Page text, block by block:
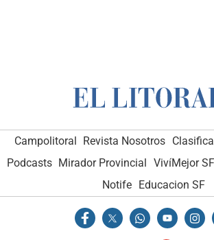
Campolitoral Revista Nosotros
Podcasts Mirador Provincial VivíMejor SF
Notife Educacion SF